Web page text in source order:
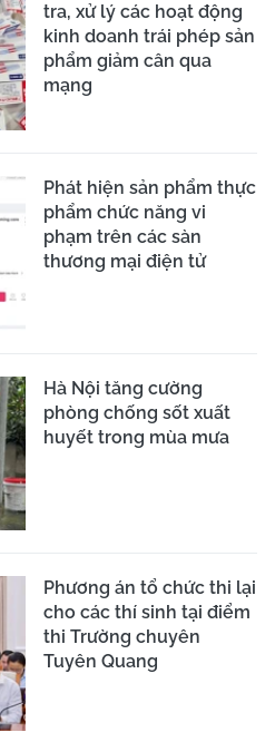
tra, xử lý các hoạt động
kinh doanh trái phép sản
phẩm giảm cân qua
mạng
Phát hiện sản phẩm thực
phẩm chức năng vi
phạm trên các sàn
thương mại điện tử
Hà Nội tăng cường
phòng chống sốt xuất
huyết trong mùa mưa
Phương án tổ chức thi lại
cho các thí sinh tại điểm
thi Trường chuyên
Tuyên Quang